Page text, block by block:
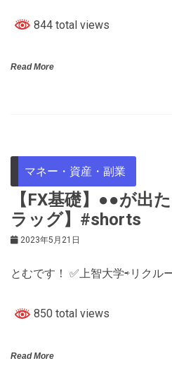
844 total views
Read More
マネー・資産・副業
【FX基礎】●●が出
ラッグ】#shorts
2023年5月21日
とむです！ ✅上智大学⇨リクル
850 total views
Read More